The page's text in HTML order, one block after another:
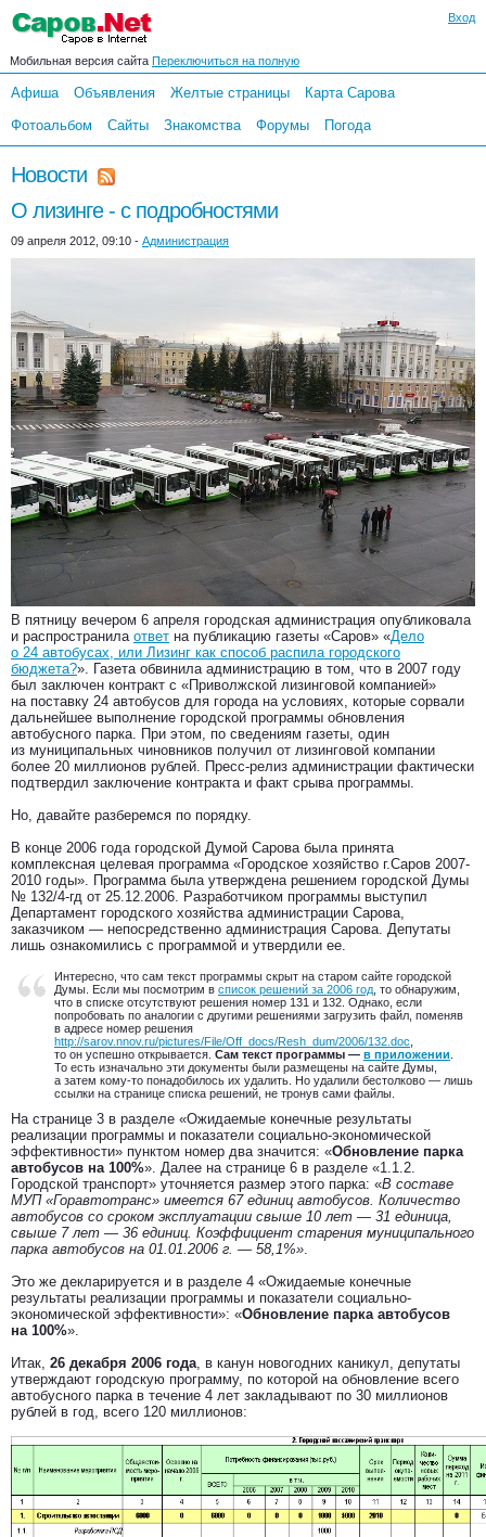
Вход
Мобильная версия сайта Переключиться на полную
Афиша Объявления Желтые страницы
Карта Сарова
Фотоальбом
Сайты Знакомства Форумы Погода
Новости
О лизинге - с подробностями
09 апреля 2012, 09:10 - Администрация
В пятницу вечером 6 апреля городская администрация опубликовала
и распространила ответ на публикацию газеты «Саров» «Дело
о 24 автобусах, или Лизинг как способ распила городского
бюджета?». Газета обвинила администрацию в том, что в 2007 году
был заключен контракт с «Приволжской лизинговой компанией»
на поставку 24 автобусов для города на условиях, которые сорвали
дальнейшее выполнение городской программы обновления
автобусного парка. При этом, по сведениям газеты, один
из муниципальных чиновников получил от лизинговой компании
более 20 миллионов рублей. Пресс-релиз администрации фактически
подтвердил заключение контракта и факт срыва программы.
Но, давайте разберемся по порядку.
В конце 2006 года городской Думой Сарова была принята
комплексная целевая программа «Городское хозяйство г.Саров 2007-
2010 годы». Программа была утверждена решением городской Думы
№ 132/4-гд от 25.12.2006. Разработчиком программы выступил
Департамент городского хозяйства администрации Сарова,
заказчиком — непосредственно администрация Сарова. Депутаты
лишь ознакомились с программой и утвердили ее.
Интересно, что сам текст программы скрыт на старом сайте городской
Думы. Если мы посмотрим в список решений за 2006 год , то обнаружим,
что в списке отсутствуют решения номер 131 и 132. Однако, если
попробовать по аналогии с другими решениями загрузить файл, поменяв
в адресе номер решения
http://sarov.nnov.ru/pictures/File/Off_docs/Resh_dum/2006/132.doc
то он успешно открывается. Сам текст программы — в приложении
То есть изначально эти документы были размещены на сайте Думы,
а затем кому-то понадобилось их удалить. Но удалили бестолково — лишь
ссылки на странице списка решений, не тронув сами файлы.
На странице 3 в разделе «Ожидаемые конечные результаты
реализации программы и показатели социально-экономической
эффективности» пунктом номер два значится: «Обновление парка
автобусов на 100%». Далее на странице 6 в разделе «1.1.2.
Городской транспорт» уточняется размер этого парка: «В составе
МУП «Горавтотранс» имеется 67 единиц автобусов. Количество
автобусов со сроком эксплуатации свыше 10 лет — 31 единица,
свыше 7 лет — 36 единиц. Коэффициент старения муниципального
парка автобусов на 01.01.2006 г. — 58,1%».
Это же декларируется и в разделе 4 «Ожидаемые конечные
результаты реализации программы и показатели социально-
экономической эффективности»: «Обновление парка автобусов
на 100%».
Итак, 26 декабря 2006 года, в канун новогодних каникул, депутаты
утверждают городскую программу, по которой на обновление всего
автобусного парка в течение 4 лет закладывают по 30 миллионов
рублей в год, всего 120 миллионов: